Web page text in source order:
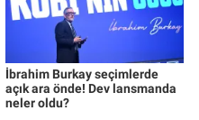
İbrahim Burkay seçimlerde
açık ara önde! Dev lansmanda
neler oldu?